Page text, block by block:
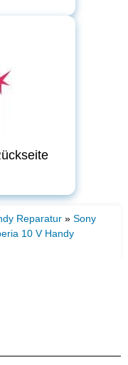
Reparatur » Sony
10 V Handy